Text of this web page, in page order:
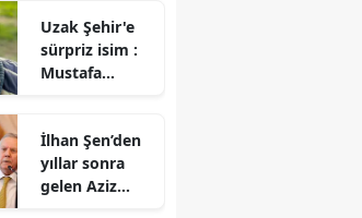
Uzak Şehir'e
sürpriz isim :
Mustafa
İlhan Şen’den
yıllar sonra
gelen Aziz